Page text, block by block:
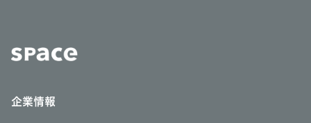
企業情報